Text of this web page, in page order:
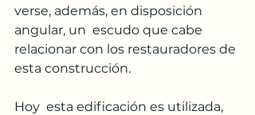
verse, además, en disposición
angular, un  escudo que cabe
relacionar con los restauradores de
esta construcción.
Hoy  esta edificación es utilizada,